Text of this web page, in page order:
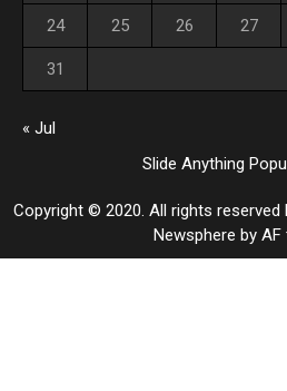
24 25 26 27
31
« Jul
Slide Anything
Copyright © 2020. All rights
Newsphere by AF